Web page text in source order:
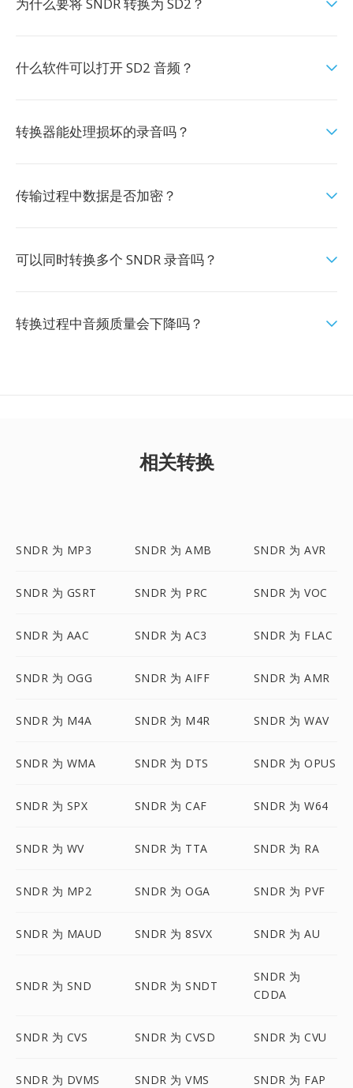
什么软件可以打开 SD2 音频？
转换器能处理损坏的录音吗？
传输过程中数据是否加密？
可以同时转换多个 SNDR 录音吗？
转换过程中音频质量会下降吗？
相关转换
SNDR 为 MP3 SNDR 为 AMB SNDR 为 AVR
SNDR 为 GSRT SNDR 为 PRC SNDR 为 VOC
SNDR 为 AAC SNDR 为 AC3 SNDR 为 FLAC
SNDR 为 OGG SNDR 为 AIFF SNDR 为 AMR
SNDR 为 M4A SNDR 为 M4R SNDR 为 WAV
SNDR 为 WMA SNDR 为 DTS SNDR 为 OPUS
SNDR 为 SPX SNDR 为 CAF SNDR 为 W64
SNDR 为 WV SNDR 为 TTA SNDR 为 RA
SNDR 为 MP2 SNDR 为 OGA SNDR 为 PVF
SNDR 为 MAUD SNDR 为 8SVX SNDR 为 AU
SNDR 为 SND SNDR 为 SNDT
SNDR 为
CDDA
SNDR 为 CVS SNDR 为 CVSD SNDR 为 CVU
SNDR 为 DVMS SNDR 为 VMS SNDR 为 FAP